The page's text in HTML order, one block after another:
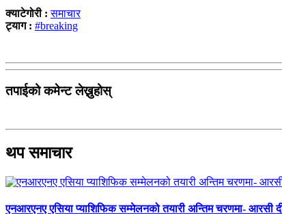
क्याटेगोरी :समाचार
ट्याग : #breaking
तपाईको कमेन्ट लेख्नुहोस्
थप समाचार
एनआरएनए एसिया प्याशिफिक सम्मेलनको तयारी अन्तिम चरणमा-